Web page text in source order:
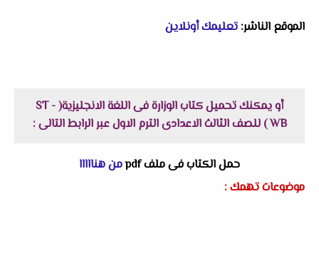
الموقع الناشر: تعليمك أونلاين
أو يمكنك تحميل
كتاب الوزارة فى اللغة الانجليزية( ST -
WB ) للصف الثالث الاعدادى الترم الاول
عبر الرابط التالى :
حمل الكتاب فى ملف pdf
من هنااااا
موضوعات تهمك :